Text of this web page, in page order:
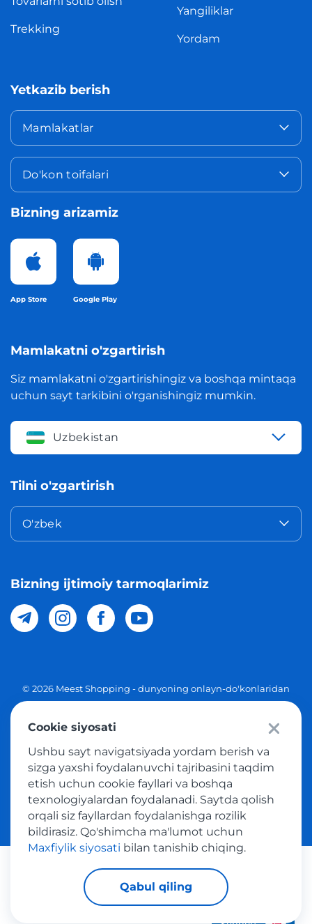
Trekking
Yangiliklar
Yordam
Yetkazib berish
Mamlakatlar
Do'kon toifalari
Bizning arizamiz
App Store Google Play
Mamlakatni o'zgartirish
Siz mamlakatni o'zgartirishingiz va boshqa mintaqa
uchun sayt tarkibini o'rganishingiz mumkin.
Uzbekistan
Tilni o'zgartirish
O'zbek
Bizning ijtimoiy tarmoqlarimiz
© 2026 Meest Shopping - dunyoning onlayn-do'konlaridan
Ommaviy taklif
Tovar sotib olish xizmatidan foydalanish shartlari
Cookie siyosati
Ushbu sayt navigatsiyada yordam berish va
sizga yaxshi foydalanuvchi tajribasini taqdim
etish uchun cookie fayllari va boshqa
texnologiyalardan foydalanadi. Saytda qolish
orqali siz fayllardan foydalanishga rozilik
bildirasiz. Qo'shimcha ma'lumot uchun
Maxfiylik siyosati bilan tanishib chiqing.
Qabul qiling